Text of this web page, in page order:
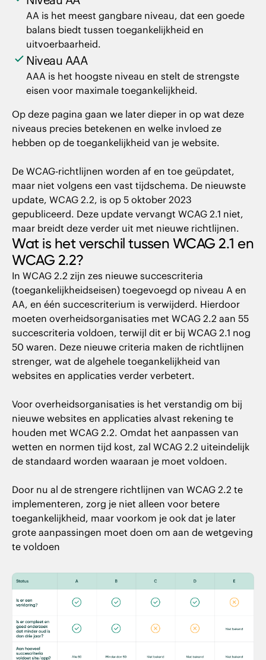
AA is het meest gangbare niveau, dat een goede
balans biedt tussen toegankelijkheid en
uitvoerbaarheid.
Niveau AAA
AAA is het hoogste niveau en stelt de strengste
eisen voor maximale toegankelijkheid.
Op deze pagina gaan we later dieper in op wat deze
niveaus precies betekenen en welke invloed ze
hebben op de toegankelijkheid van je website.
De WCAG-richtlijnen worden af en toe geüpdatet,
maar niet volgens een vast tijdschema. De nieuwste
update, WCAG 2.2, is op 5 oktober 2023
gepubliceerd. Deze update vervangt WCAG 2.1 niet,
maar breidt deze verder uit met nieuwe richtlijnen.
Wat is het verschil tussen WCAG 2.1 en
WCAG 2.2?
In WCAG 2.2 zijn zes nieuwe succescriteria
(toegankelijkheidseisen) toegevoegd op niveau A en
AA, en één succescriterium is verwijderd. Hierdoor
moeten overheidsorganisaties met WCAG 2.2 aan 55
succescriteria voldoen, terwijl dit er bij WCAG 2.1 nog
50 waren. Deze nieuwe criteria maken de richtlijnen
strenger, wat de algehele toegankelijkheid van
websites en applicaties verder verbetert.
Voor overheidsorganisaties is het verstandig om bij
nieuwe websites en applicaties alvast rekening te
houden met WCAG 2.2. Omdat het aanpassen van
wetten en normen tijd kost, zal WCAG 2.2 uiteindelijk
de standaard worden waaraan je moet voldoen.
Door nu al de strengere richtlijnen van WCAG 2.2 te
implementeren, zorg je niet alleen voor betere
toegankelijkheid, maar voorkom je ook dat je later
grote aanpassingen moet doen om aan de wetgeving
te voldoen